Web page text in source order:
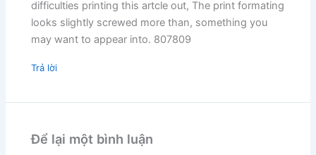
difficulties printing this artcle out, The print formating
looks slightly screwed more than, something you
may want to appear into. 807809
Trả lời
Để lại một bình luận